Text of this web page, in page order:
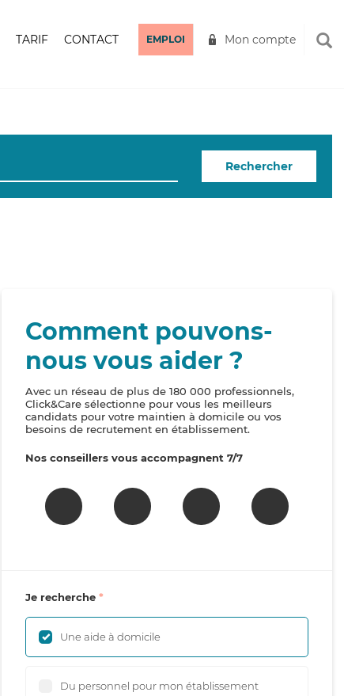
TARIF CONTACT EMPLOI Mon compte
Rechercher
Comment pouvons-
nous vous aider ?
Avec un réseau de plus de 180 000 professionnels,
Click&Care sélectionne pour vous les meilleurs
candidats pour votre maintien à domicile ou vos
besoins de recrutement en établissement.
Nos conseillers vous accompagnent 7/7
Je recherche
Une aide à domicile
Du personnel pour mon établissement